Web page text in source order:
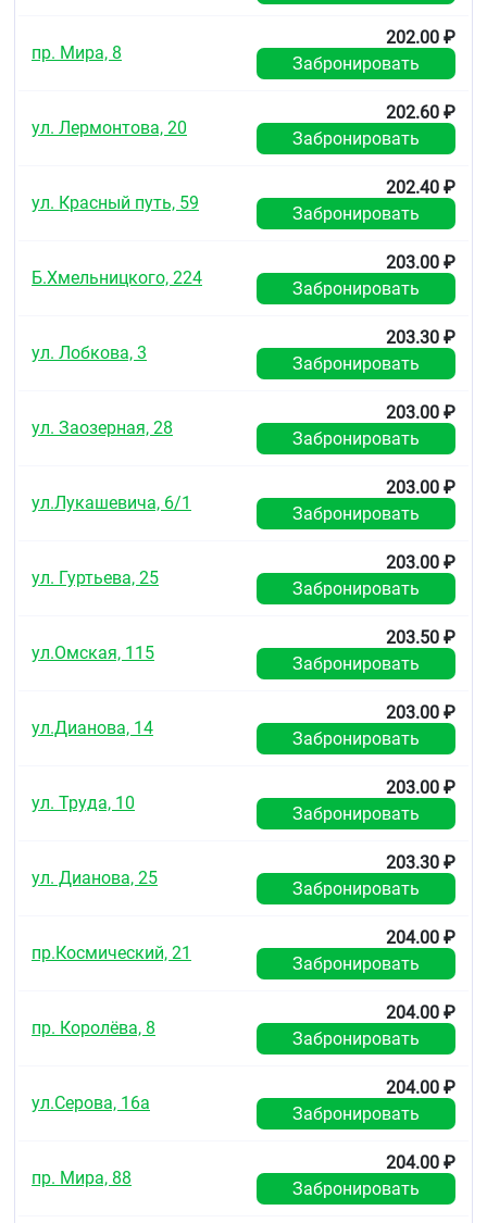
пр. Мира, 8
202.00 ₽
Забронировать
ул. Лермонтова, 20
202.60 ₽
Забронировать
ул. Красный путь, 59
202.40 ₽
Забронировать
Б.Хмельницкого, 224
203.00 ₽
Забронировать
ул. Лобкова, 3
203.30 ₽
Забронировать
ул. Заозерная, 28
203.00 ₽
Забронировать
ул.Лукашевича, 6/1
203.00 ₽
Забронировать
ул. Гуртьева, 25
203.00 ₽
Забронировать
ул.Омская, 115
203.50 ₽
Забронировать
ул.Дианова, 14
203.00 ₽
Забронировать
ул. Труда, 10
203.00 ₽
Забронировать
ул. Дианова, 25
203.30 ₽
Забронировать
пр.Космический, 21
204.00 ₽
Забронировать
пр. Королёва, 8
204.00 ₽
Забронировать
ул.Серова, 16а
204.00 ₽
Забронировать
пр. Мира, 88
204.00 ₽
Забронировать